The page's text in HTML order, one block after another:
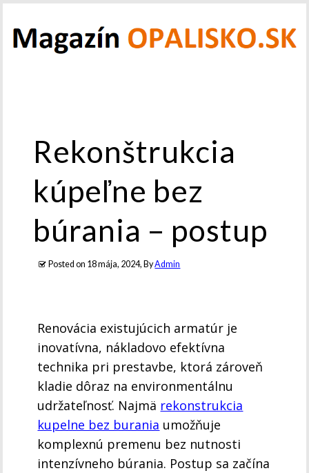
Rekonštrukcia
kúpeľne bez
búrania – postup
Posted on 18 mája, 2024, ByAdmin
Renovácia existujúcich armatúr je
inovatívna, nákladovo efektívna
technika pri prestavbe, ktorá zároveň
kladie dôraz na environmentálnu
udržateľnosť. Najmä rekonstrukcia
kupelne bez burania umožňuje
komplexnú premenu bez nutnosti
intenzívneho búrania. Postup sa začína